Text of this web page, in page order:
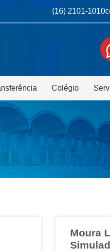
(16) 2101-1010
Colégio
Moura